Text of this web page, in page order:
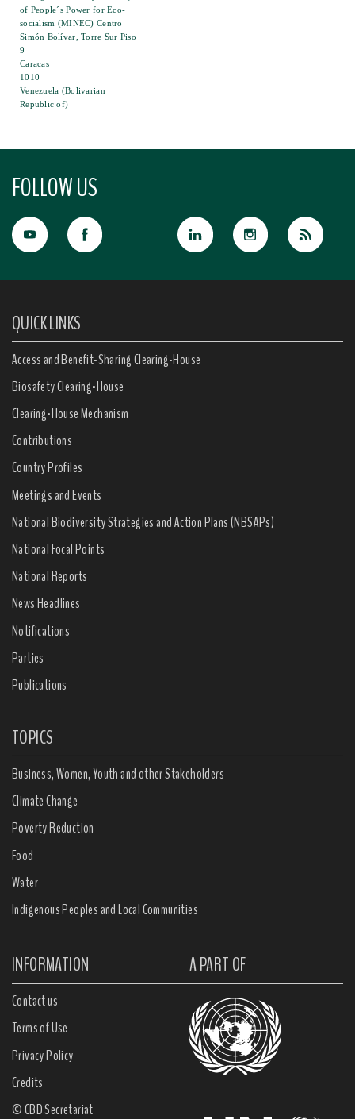
of People´s Power for Eco-
socialism (MINEC) Centro
Simón Bolívar, Torre Sur Piso
9
Caracas
1010
Venezuela (Bolivarian
Republic of)
FOLLOW US
QUICK LINKS
Access and Benefit-Sharing Clearing-House
Biosafety Clearing-House
Clearing-House Mechanism
Contributions
Country Profiles
Meetings and Events
National Biodiversity Strategies and Action Plans (NBSAPs)
National Focal Points
National Reports
News Headlines
Notifications
Parties
Publications
TOPICS
Business, Women, Youth and other Stakeholders
Climate Change
Poverty Reduction
Food
Water
Indigenous Peoples and Local Communities
INFORMATION A PART OF
Contact us
Terms of Use
Privacy Policy
Credits
© CBD Secretariat